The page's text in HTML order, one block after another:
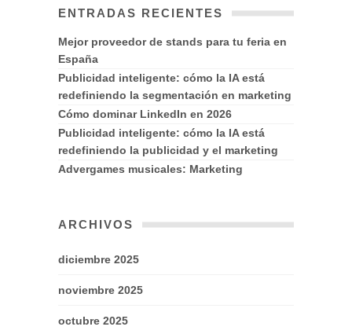
ENTRADAS RECIENTES
Mejor proveedor de stands para tu feria en
España
Publicidad inteligente: cómo la IA está
redefiniendo la segmentación en marketing
Cómo dominar LinkedIn en 2026
Publicidad inteligente: cómo la IA está
redefiniendo la publicidad y el marketing
Advergames musicales: Marketing
ARCHIVOS
diciembre 2025
noviembre 2025
octubre 2025